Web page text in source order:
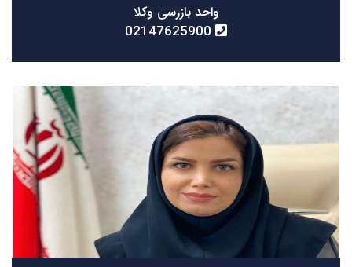
واحد بازرسی وکلا
02147625900